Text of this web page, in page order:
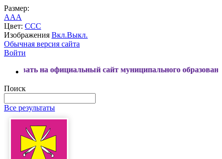
Размер:
AAA
Цвет: CCC
Изображения Вкл.Выкл.
Обычная версия сайта
Войти
официальный сайт муниципального образования
Поиск
Все результаты